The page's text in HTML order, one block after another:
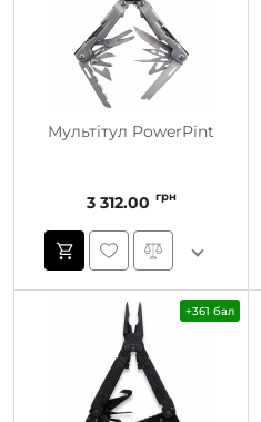
Мультітул PowerPint
3 312.00 грн
+361 бал